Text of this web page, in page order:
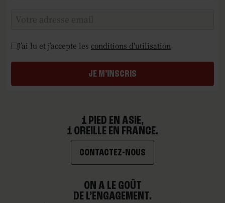
Checkboxes*
J’ai lu et j’accepte les conditions d'utilisation
JE M’INSCRIS
1 PIED EN ASIE,
1 OREILLE EN FRANCE.
CONTACTEZ-NOUS
ON A LE GOÛT
DE L’ENGAGEMENT.